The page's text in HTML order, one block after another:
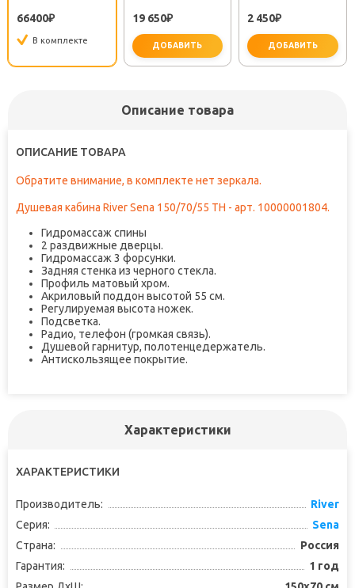
66400₽
В комплекте
ДЛЯ ДУШЕВОЙ
19 650₽
ДОБАВИТЬ
2 450₽
ДОБАВИТЬ
Описание товара
ОПИСАНИЕ ТОВАРА
Обратите внимание, в комплекте нет зеркала.
Душевая кабина River Sena 150/70/55 ТН - арт. 10000001804.
Гидромассаж спины
2 раздвижные дверцы.
Гидромассаж 3 форсунки.
Задняя стенка из черного стекла.
Профиль матовый хром.
Акриловый поддон высотой 55 см.
Регулируемая высота ножек.
Подсветка.
Радио, телефон (громкая связь).
Душевой гарнитур, полотенцедержатель.
Антискользящее покрытие.
Характеристики
ХАРАКТЕРИСТИКИ
Производитель:
River
Серия:
Sena
Страна:
Россия
Гарантия:
1 год